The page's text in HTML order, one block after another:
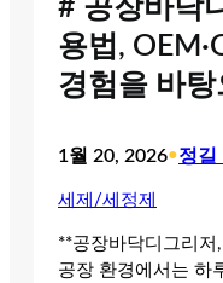
# 공장바닥
용법,
경험을 바탕
1월 20, 2026•정길
세제/세정제
**공장바닥디그리저
공장 환경에서는 하